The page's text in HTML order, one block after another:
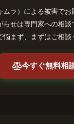
ムラ）による被害でお
せは専門家への相談
悩まず、まずはご相談
今すぐ無料相